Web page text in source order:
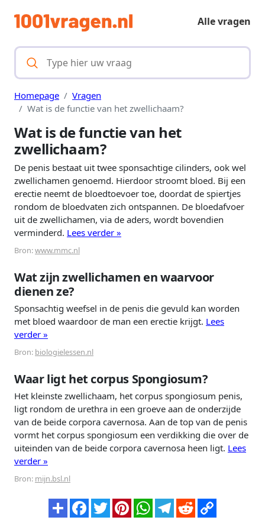
Alle vragen
Homepage
Vragen
Wat is de functie van het zwellichaam?
Wat is de functie van het
zwellichaam?
De penis bestaat uit twee sponsachtige cilinders, ook wel
zwellichamen genoemd. Hierdoor stroomt bloed. Bij een
erectie neemt de bloedtoevoer toe, doordat de spiertjes
rondom de bloedvaten zich ontspannen. De bloedafvoer
uit de zwellichamen, via de aders, wordt bovendien
verminderd. Lees verder »
Bron:www.mmc.nl
Wat zijn zwellichamen en waarvoor
dienen ze?
Sponsachtig weefsel in de penis die gevuld kan worden
met bloed waardoor de man een erectie krijgt. Lees
verder »
Bron: biologielessen.nl
Waar ligt het corpus Spongiosum?
Het kleinste zwellichaam, het corpus spongiosum penis,
ligt rondom de urethra in een groeve aan de onderzijde
van de beide corpora cavernosa. Aan de top van de penis
vormt het corpus spongiosum een verdikking die over de
uiteinden van de beide corpora cavernosa heen ligt. Lees
verder »
Bron: mijn.bsl.nl